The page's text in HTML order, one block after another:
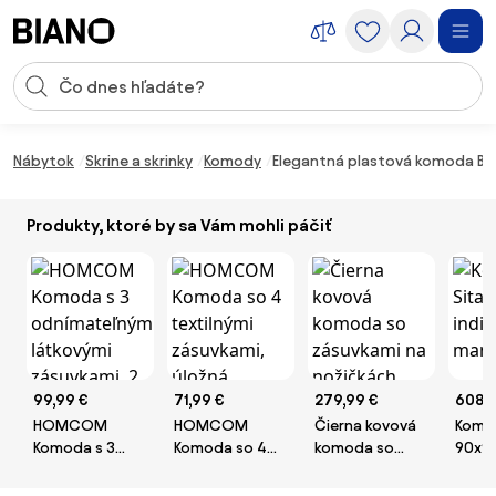
Vstup pre vyhľadávanie
Nábytok Skrine a skrinky Komody Elegantná plastová komoda
Produkty, ktoré by sa Vám mohli páčiť
99,99 €
HOMCOM
Komoda s 3
71,99 €
HOMCOM
Komoda so 4
279,99 €
Čierna kovová
komoda so
608 €